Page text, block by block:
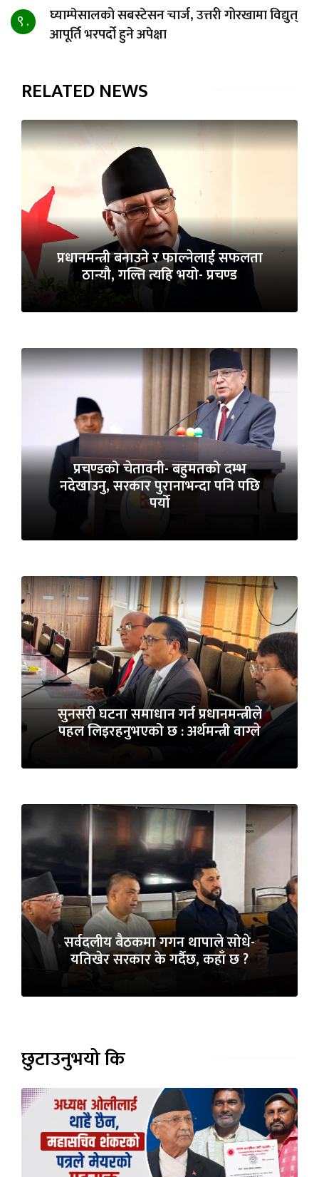
९ .
घ्याम्पेसालको सबस्टेसन चार्ज, उत्तरी गोरखामा विद्युत्
आपूर्ति भरपर्दो हुने अपेक्षा
RELATED NEWS
प्रधानमन्त्री बनाउने र फाल्नेलाई सफलता
ठान्यौ, गल्ति त्यहि भयो- प्रचण्ड
प्रचण्डको चेतावनी- बहुमतको दम्भ
नदेखाउनु, सरकार पुरानाभन्दा पनि पछि
पर्यो
सुनसरी घटना समाधान गर्न प्रधानमन्त्रीले
पहल लिइरहनुभएको छ : अर्थमन्त्री वाग्ले
सर्वदलीय बैठकमा गगन थापाले सोधे-
यतिखेर सरकार के गर्दैछ, कहाँ छ ?
छुटाउनुभयो कि